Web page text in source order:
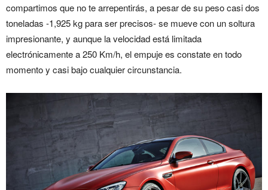
compartimos que no te arrepentirás, a pesar de su peso casi dos
toneladas -1,925 kg para ser precisos- se mueve con un soltura
impresionante, y aunque la velocidad está limitada
electrónicamente a 250 Km/h, el empuje es constate en todo
momento y casi bajo cualquier circunstancia.